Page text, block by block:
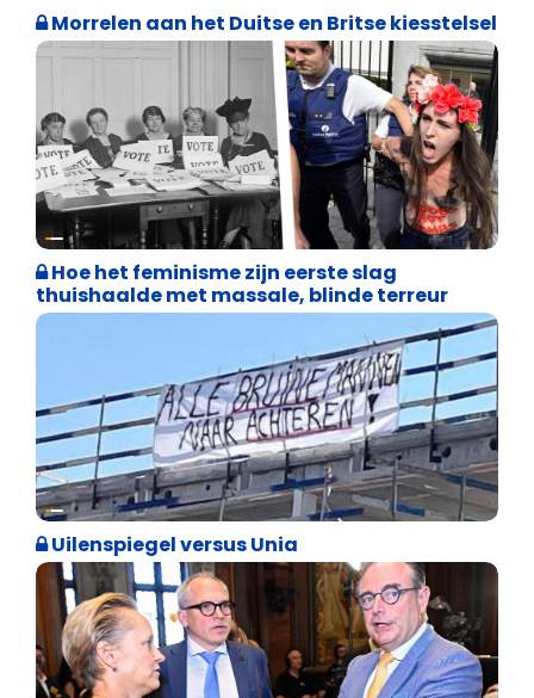
Morrelen aan het Duitse en Britse kiesstelsel
Cultuuroorlog
Hoe het feminisme zijn eerste slag
thuishaalde met massale, blinde terreur
Cultuuroorlog
Uilenspiegel versus Unia